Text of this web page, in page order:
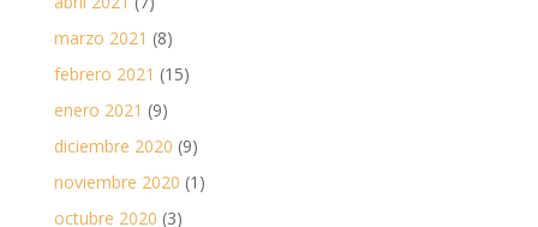
marzo 2021 (8)
febrero 2021 (15)
enero 2021 (9)
diciembre 2020 (9)
noviembre 2020 (1)
octubre 2020 (3)